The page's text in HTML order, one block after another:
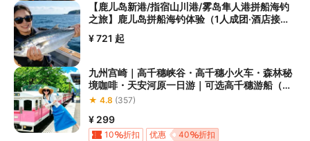
【鹿儿岛新港/指宿山川港/雾岛隼人港拼船海钓
之旅】鹿儿岛拼船海钓体验（1人成团·酒店接送·
免费钓具·鱼获处理·多港可选）
¥ 721 起
九州宫崎｜高千穗峡谷・高千穗小火车・森林秘
境咖啡・天安河原一日游｜可选高千穗游船（福
冈出发）
★ 4.8 (357)
¥ 299
10 折扣 40 折扣
优惠